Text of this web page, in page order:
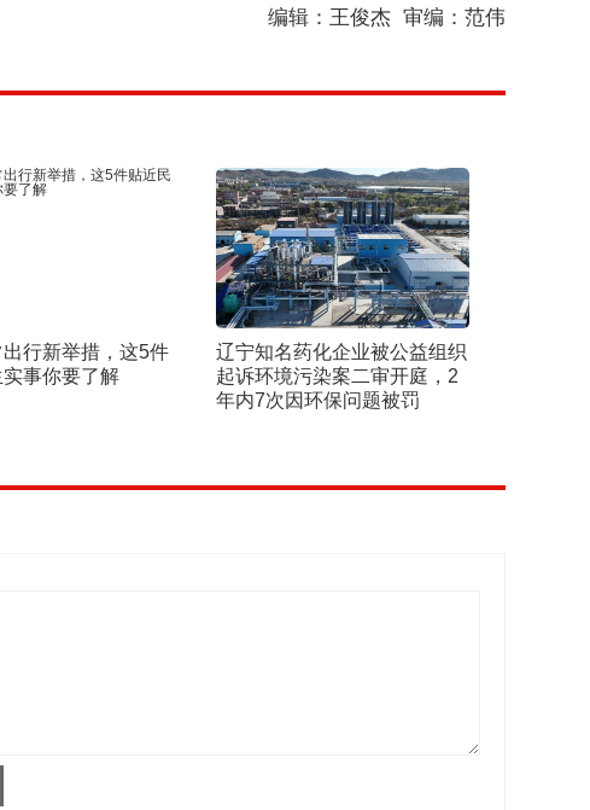
编辑：王俊杰 审编：范伟
出行新举措，这5件
事你要了解
辽宁知名药化企业被公益组织
起诉环境污染案二审开庭，2
年内7次因环保问题被罚